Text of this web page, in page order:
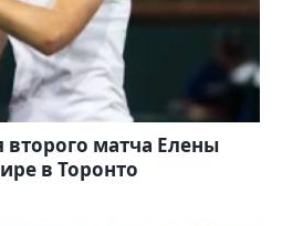
матча Елены
в Торонто